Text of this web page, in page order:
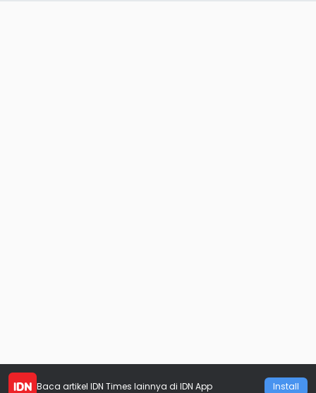
Baca artikel IDN Times lainnya di IDN App Install